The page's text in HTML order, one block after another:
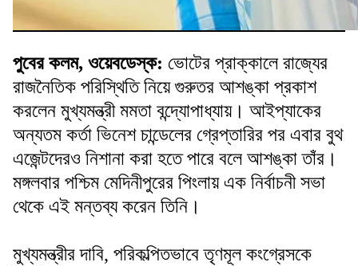
পুবের কলম, ওয়েবডেস্ক: ভোটের প্রাক্কালে রাজ্যের
রাজনৈতিক পরিস্থিতি নিয়ে গুরুতর আশঙ্কা প্রকাশ
করলেন মুখ্যমন্ত্রী মমতা বন্দ্যোপাধ্যায়। আইপ্যাকের
অন্যতম কর্তা ভিনেশ চান্ডেলের গ্রেপ্তারির পর এবার বুথ
এজেন্টদেরও নিশানা করা হতে পারে বলে আশঙ্কা তাঁর।
মঙ্গলবার পশ্চিম মেদিনীপুরের পিংলায় এক নির্বাচনী সভা
থেকে এই মন্তব্য করেন তিনি।
মুখ্যমন্ত্রীর দাবি, পরিকল্পিতভাবে তৃণমূল কংগ্রেসকে